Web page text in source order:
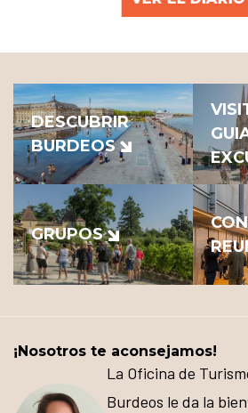
DESCUBRIR
BURDEOS
GRUPOS
¡Nosotros te aconsejamos!
La Oficina de
Burdeos le da la